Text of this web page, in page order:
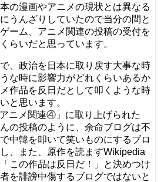
の漫画やアニメの現状とは異なる
うんざりしていたので当分の間と
ーム、アニメ関連の投稿の受付を
らいだと思っています。
、政治を日本に取り戻す大事な時
な時に影響力がどれくらいあるか
作品を反日だとして叩くような時
と思います。
アニメ関連④」に取り上げられた
んの投稿のように、余命ブログは不
中韓を叩いて笑いものにするブロ
、また、原作を読ますWikipedia
この作品は反日だ！」と決めつけ
を誹謗中傷するブログではないと